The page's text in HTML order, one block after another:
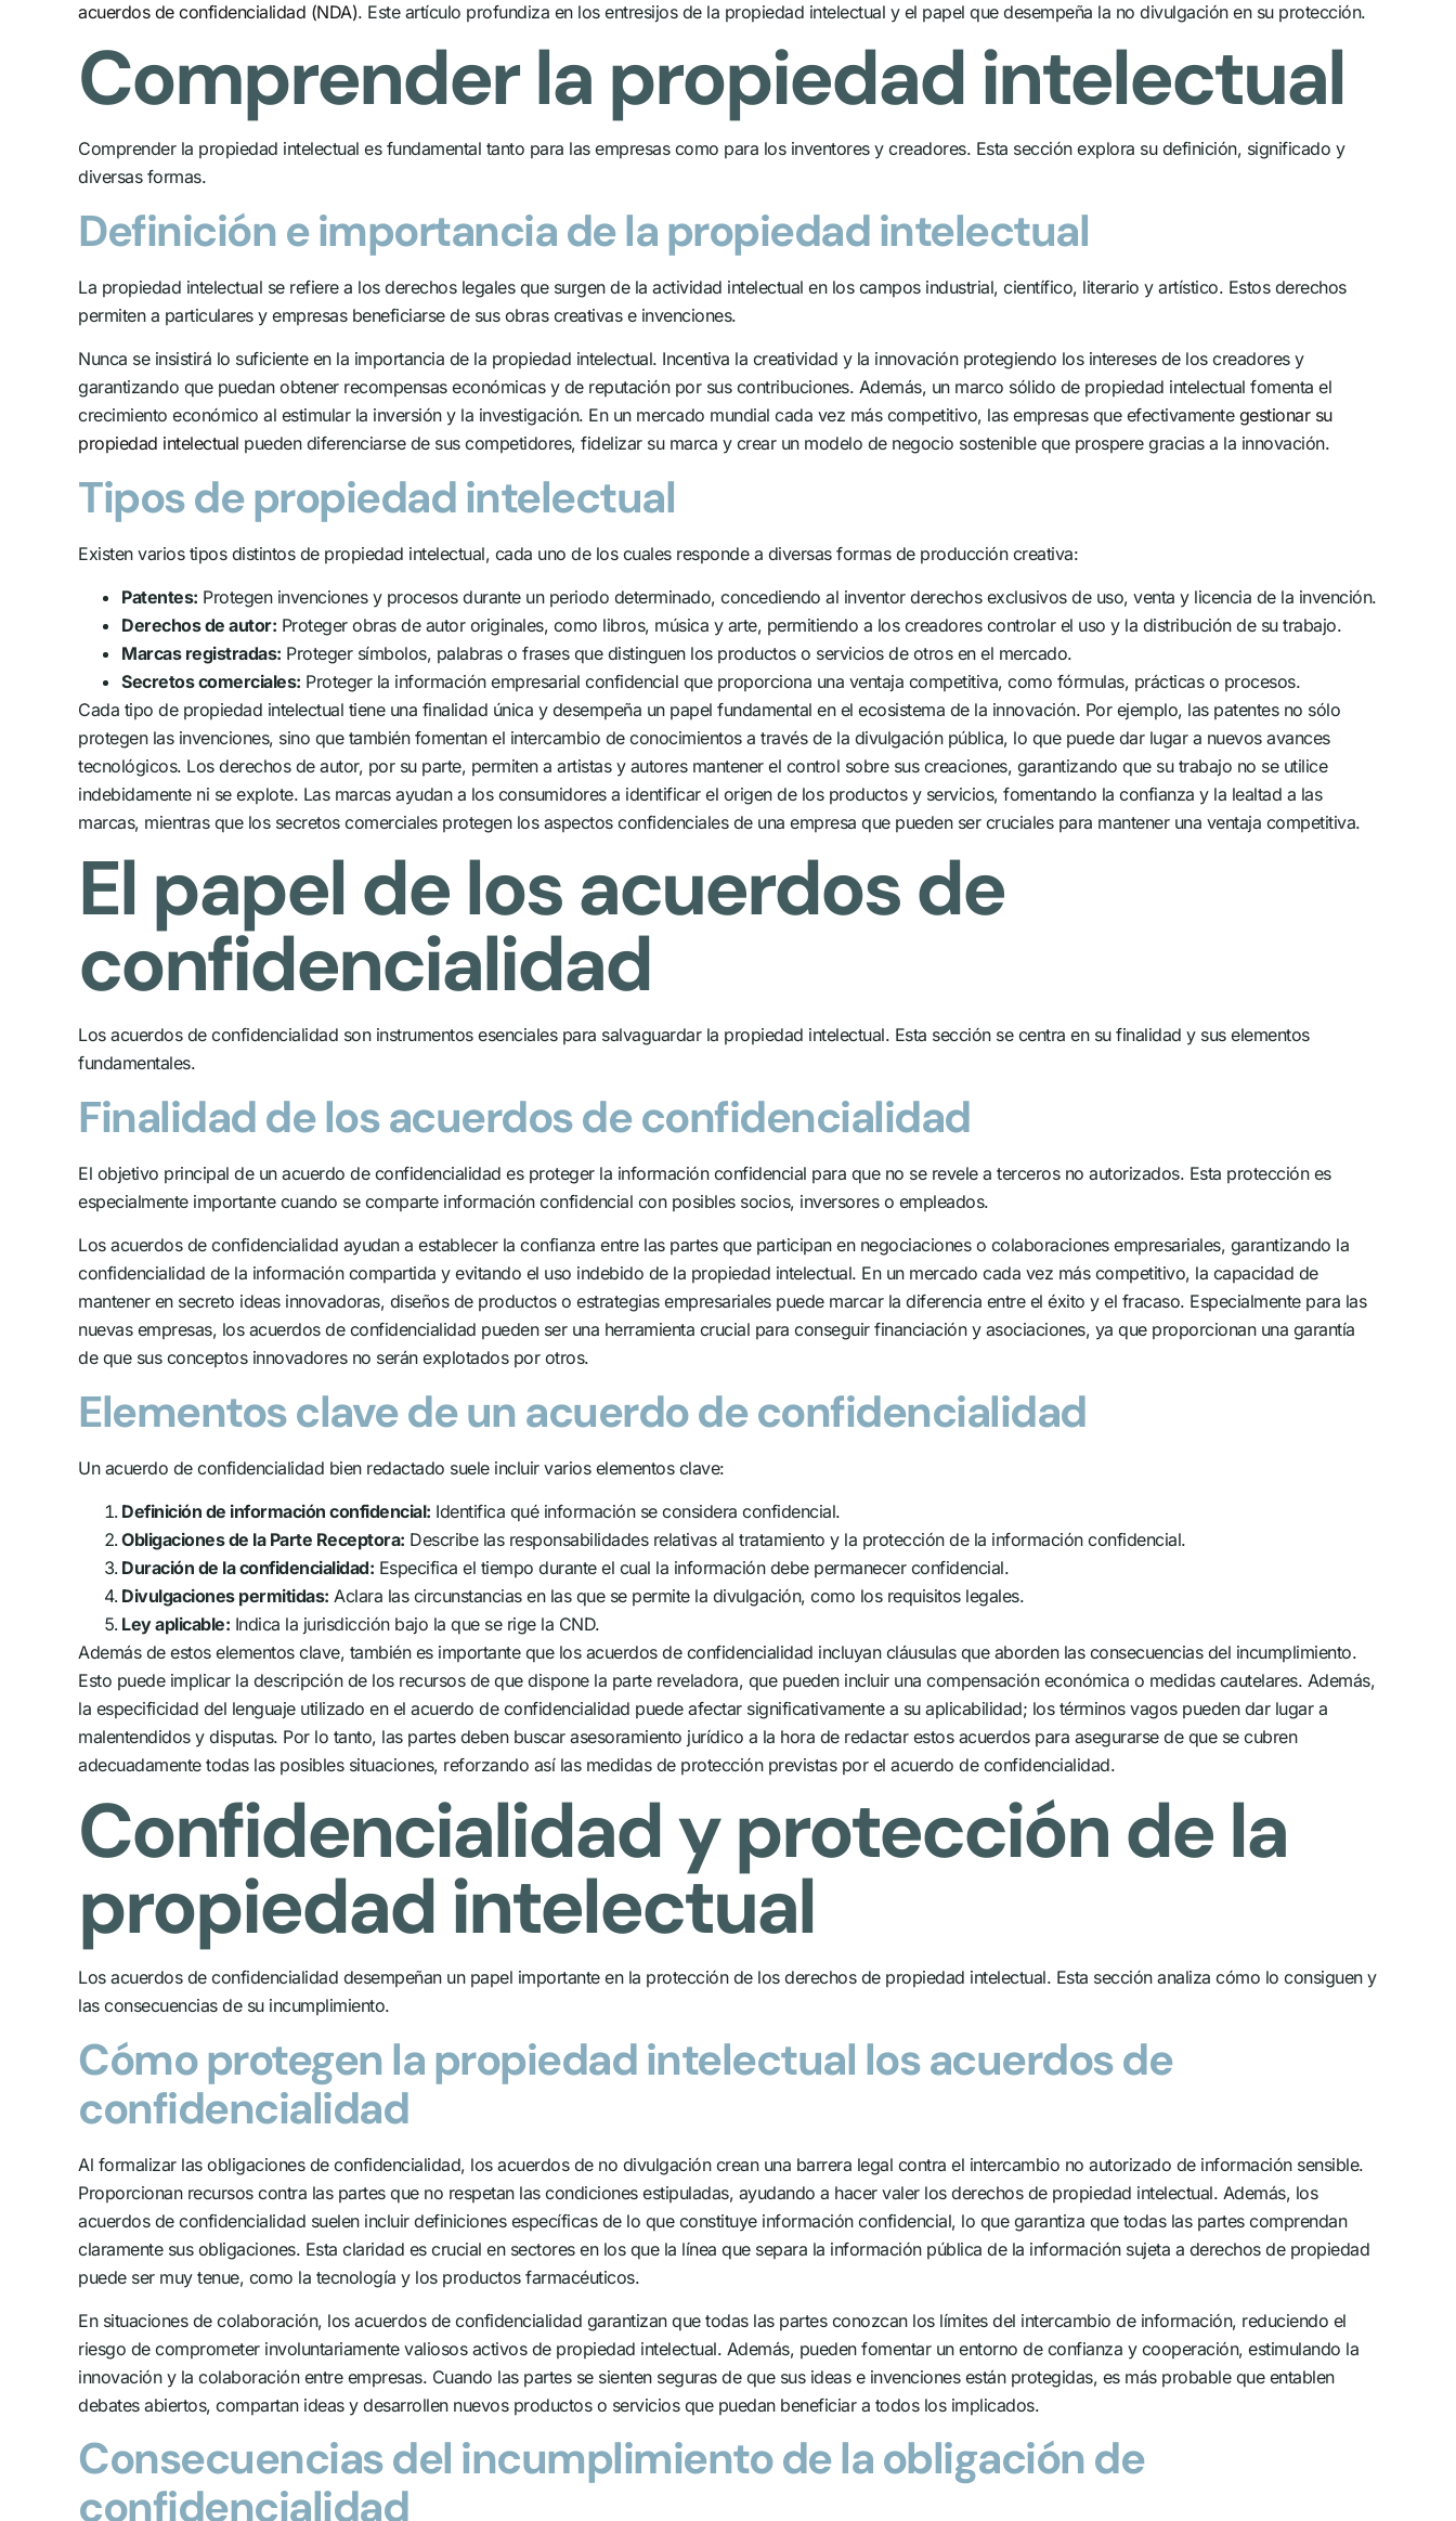
acuerdos de confidencialidad (NDA). Este artículo profundiza en los entresijos de la propiedad intelectual y el papel que desempeña la no divulgación en su protección.
Comprender la propiedad intelectual
Comprender la propiedad intelectual es fundamental tanto para las empresas como para los inventores y creadores. Esta sección explora su definición, significado y
diversas formas.
Definición e importancia de la propiedad intelectual
La propiedad intelectual se refiere a los derechos legales que surgen de la actividad intelectual en los campos industrial, científico, literario y artístico. Estos derechos
permiten a particulares y empresas beneficiarse de sus obras creativas e invenciones.
Nunca se insistirá lo suficiente en la importancia de la propiedad intelectual. Incentiva la creatividad y la innovación protegiendo los intereses de los creadores y
garantizando que puedan obtener recompensas económicas y de reputación por sus contribuciones. Además, un marco sólido de propiedad intelectual fomenta el
crecimiento económico al estimular la inversión y la investigación. En un mercado mundial cada vez más competitivo, las empresas que efectivamente gestionar su
propiedad intelectual pueden diferenciarse de sus competidores, fidelizar su marca y crear un modelo de negocio sostenible que prospere gracias a la innovación.
Tipos de propiedad intelectual
Existen varios tipos distintos de propiedad intelectual, cada uno de los cuales responde a diversas formas de producción creativa:
Patentes: Protegen invenciones y procesos durante un periodo determinado, concediendo al inventor derechos exclusivos de uso, venta y licencia de la invención.
Derechos de autor: Proteger obras de autor originales, como libros, música y arte, permitiendo a los creadores controlar el uso y la distribución de su trabajo.
Marcas registradas: Proteger símbolos, palabras o frases que distinguen los productos o servicios de otros en el mercado.
Secretos comerciales: Proteger la información empresarial confidencial que proporciona una ventaja competitiva, como fórmulas, prácticas o procesos.
Cada tipo de propiedad intelectual tiene una finalidad única y desempeña un papel fundamental en el ecosistema de la innovación. Por ejemplo, las patentes no sólo
protegen las invenciones, sino que también fomentan el intercambio de conocimientos a través de la divulgación pública, lo que puede dar lugar a nuevos avances
tecnológicos. Los derechos de autor, por su parte, permiten a artistas y autores mantener el control sobre sus creaciones, garantizando que su trabajo no se utilice
indebidamente ni se explote. Las marcas ayudan a los consumidores a identificar el origen de los productos y servicios, fomentando la confianza y la lealtad a las
marcas, mientras que los secretos comerciales protegen los aspectos confidenciales de una empresa que pueden ser cruciales para mantener una ventaja competitiva.
El papel de los acuerdos de
confidencialidad
Los acuerdos de confidencialidad son instrumentos esenciales para salvaguardar la propiedad intelectual. Esta sección se centra en su finalidad y sus elementos
fundamentales.
Finalidad de los acuerdos de confidencialidad
El objetivo principal de un acuerdo de confidencialidad es proteger la información confidencial para que no se revele a terceros no autorizados. Esta protección es
especialmente importante cuando se comparte información confidencial con posibles socios, inversores o empleados.
Los acuerdos de confidencialidad ayudan a establecer la confianza entre las partes que participan en negociaciones o colaboraciones empresariales, garantizando la
confidencialidad de la información compartida y evitando el uso indebido de la propiedad intelectual. En un mercado cada vez más competitivo, la capacidad de
mantener en secreto ideas innovadoras, diseños de productos o estrategias empresariales puede marcar la diferencia entre el éxito y el fracaso. Especialmente para las
nuevas empresas, los acuerdos de confidencialidad pueden ser una herramienta crucial para conseguir financiación y asociaciones, ya que proporcionan una garantía
de que sus conceptos innovadores no serán explotados por otros.
Elementos clave de un acuerdo de confidencialidad
Un acuerdo de confidencialidad bien redactado suele incluir varios elementos clave:
Definición de información confidencial: Identifica qué información se considera confidencial.
Obligaciones de la Parte Receptora: Describe las responsabilidades relativas al tratamiento y la protección de la información confidencial.
Duración de la confidencialidad: Especifica el tiempo durante el cual la información debe permanecer confidencial.
Divulgaciones permitidas: Aclara las circunstancias en las que se permite la divulgación, como los requisitos legales.
Ley aplicable: Indica la jurisdicción bajo la que se rige la CND.
Además de estos elementos clave, también es importante que los acuerdos de confidencialidad incluyan cláusulas que aborden las consecuencias del incumplimiento.
Esto puede implicar la descripción de los recursos de que dispone la parte reveladora, que pueden incluir una compensación económica o medidas cautelares. Además,
la especificidad del lenguaje utilizado en el acuerdo de confidencialidad puede afectar significativamente a su aplicabilidad; los términos vagos pueden dar lugar a
malentendidos y disputas. Por lo tanto, las partes deben buscar asesoramiento jurídico a la hora de redactar estos acuerdos para asegurarse de que se cubren
adecuadamente todas las posibles situaciones, reforzando así las medidas de protección previstas por el acuerdo de confidencialidad.
Confidencialidad y protección de la
propiedad intelectual
Los acuerdos de confidencialidad desempeñan un papel importante en la protección de los derechos de propiedad intelectual. Esta sección analiza cómo lo consiguen y
las consecuencias de su incumplimiento.
Cómo protegen la propiedad intelectual los acuerdos de
confidencialidad
Al formalizar las obligaciones de confidencialidad, los acuerdos de no divulgación crean una barrera legal contra el intercambio no autorizado de información sensible.
Proporcionan recursos contra las partes que no respetan las condiciones estipuladas, ayudando a hacer valer los derechos de propiedad intelectual. Además, los
acuerdos de confidencialidad suelen incluir definiciones específicas de lo que constituye información confidencial, lo que garantiza que todas las partes comprendan
claramente sus obligaciones. Esta claridad es crucial en sectores en los que la línea que separa la información pública de la información sujeta a derechos de propiedad
puede ser muy tenue, como la tecnología y los productos farmacéuticos.
En situaciones de colaboración, los acuerdos de confidencialidad garantizan que todas las partes conozcan los límites del intercambio de información, reduciendo el
riesgo de comprometer involuntariamente valiosos activos de propiedad intelectual. Además, pueden fomentar un entorno de confianza y cooperación, estimulando la
innovación y la colaboración entre empresas. Cuando las partes se sienten seguras de que sus ideas e invenciones están protegidas, es más probable que entablen
debates abiertos, compartan ideas y desarrollen nuevos productos o servicios que puedan beneficiar a todos los implicados.
Consecuencias del incumplimiento de la obligación de
confidencialidad